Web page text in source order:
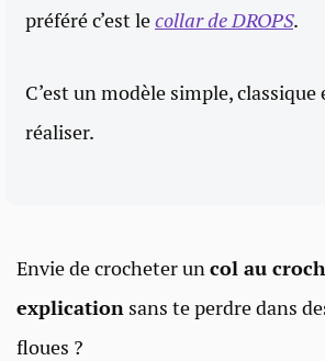
préféré c’est lecollar de DROPS.
C’est un modèle simple, classique
réaliser.
Envie de crocheter uncol au
explication sans te perdre dans
floues ?